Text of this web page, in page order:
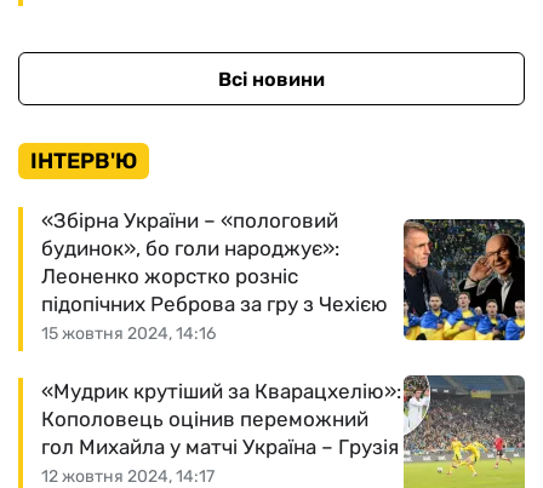
Всі новини
ІНТЕРВ'Ю
15 жовтня 2024, 14:16
«Збірна України – «пологовий
будинок», бо голи народжує»:
Леоненко жорстко розніс
підопічних Реброва за гру з Чехією
12 жовтня 2024, 14:17
«Мудрик крутіший за Кварацхелію»:
Кополовець оцінив переможний
гол Михайла у матчі Україна – Грузія